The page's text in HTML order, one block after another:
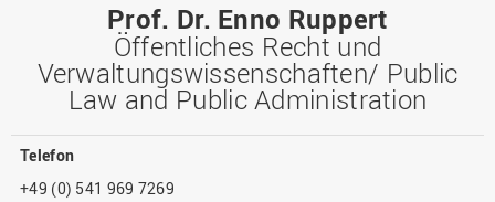
Prof. Dr. Enno Ruppert
Öffentliches Recht und
Verwaltungswissenschaften/ Public
Law and Public Administration
Telefon
+49 (0) 541 969 7269